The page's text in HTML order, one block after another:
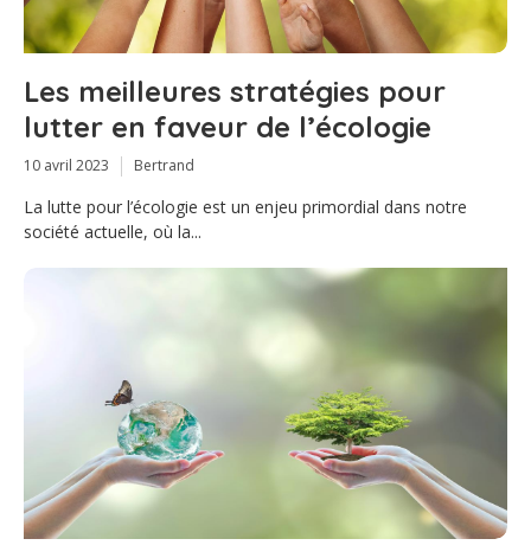
Les meilleures stratégies pour
lutter en faveur de l’écologie
10 avril 2023 Bertrand
La lutte pour l’écologie est un enjeu primordial dans notre
société actuelle, où la...